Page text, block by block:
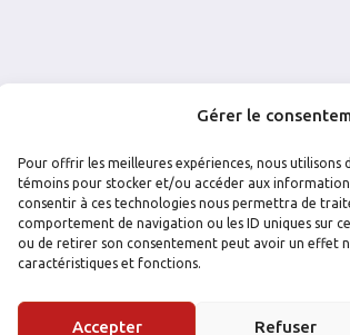
Gérer le
Pour offrir les meilleures expériences, nous utilisons
témoins pour stocker et/ou accéder aux
consentir à ces technologies nous permettra de
comportement de navigation ou les ID uniques sur
ou de retirer son consentement peut avoir un effet
caractéristiques et fonctions.
Accepter Refuser